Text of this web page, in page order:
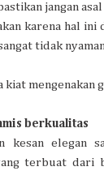
jangan
karena hal ini
tidak
mengenakan
berkualitas
kesan elegan
terbuat dari